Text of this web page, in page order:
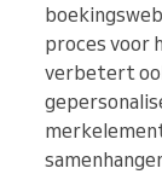
proces voor
verbetert